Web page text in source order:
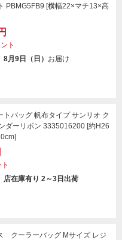
PBMG5FB9 [横幅22×マチ13×高
ト
月9日（日） お届け
バッグ 帆布タイプ サンリオ ク
ダーリボン 3335016200 [約H26
店在庫有り 2～3日出荷
クーラーバッグ Mサイズ レジ